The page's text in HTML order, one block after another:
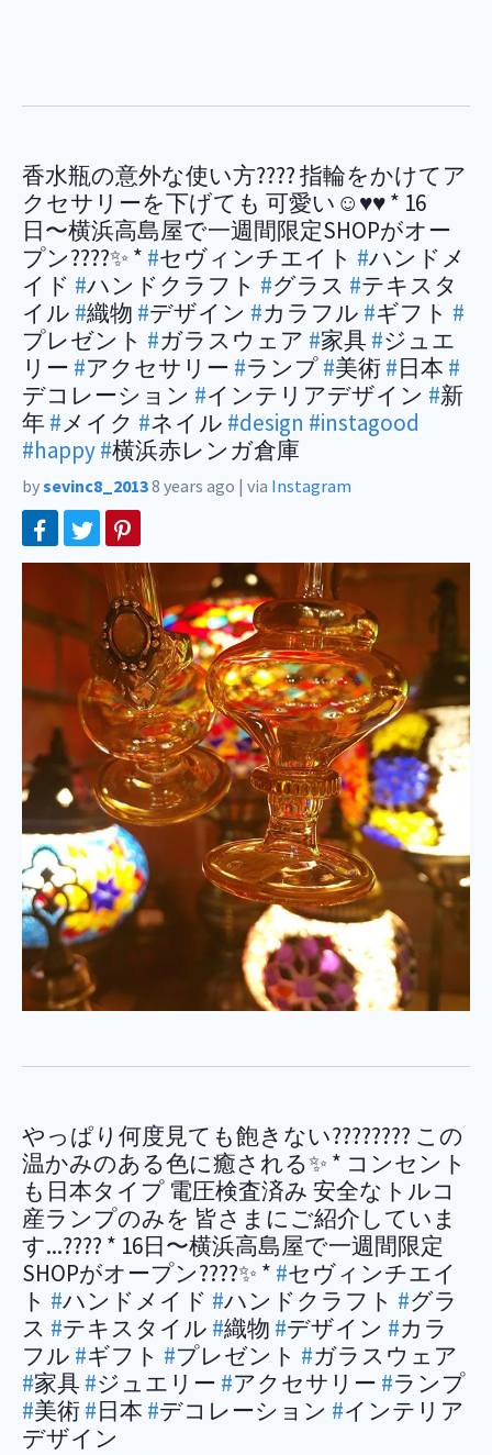
香水瓶の意外な使い方???? 指輪をかけてア
クセサリーを下げても 可愛い☺️♥️♥️ * 16
日〜横浜高島屋で一週間限定SHOPがオー
プン????✨ * #セヴィンチエイト #ハンドメ
イド #ハンドクラフト #グラス #テキスタ
イル #織物 #デザイン #カラフル #ギフト #
プレゼント #ガラスウェア #家具#ジュエ
リー #アクセサリー #ランプ#美術#日本 #
デコレーション #インテリアデザイン #新
年 #メイク #ネイル #design #instagood
#happy#横浜赤レンガ倉庫
bysevinc8_20138 years ago | via Instagram
やっぱり何度見ても飽きない???????? この
温かみのある色に癒される✨ * コンセント
も日本タイプ 電圧検査済み 安全なトルコ
産ランプのみを 皆さまにご紹介していま
す...???? * 16日〜横浜高島屋で一週間限定
SHOPがオープン????✨ * #セヴィンチエイ
ト #ハンドメイド #ハンドクラフト #グラ
ス #テキスタイル #織物 #デザイン #カラ
フル #ギフト #プレゼント #ガラスウェア
#家具#ジュエリー #アクセサリー #ランプ
#美術#日本 #デコレーション #インテリア
デザイン